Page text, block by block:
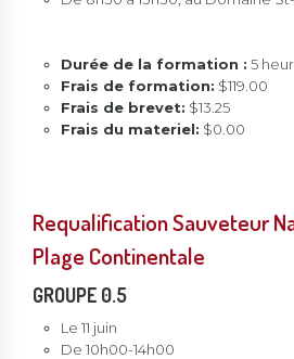
Durée de la formation : 5
Frais de formation: $119.00
Frais de brevet: $13.25
Frais du materiel: $0.00
Requalification Sauveteur
Plage Continentale
GROUPE 0.5
Le 11 juin
De 10h00-14h00